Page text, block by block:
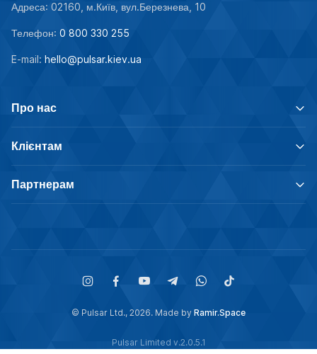
Адреса: 02160, м.Київ, вул.Березнева, 10
Телефон: 0 800 330 255
E-mail: hello@pulsar.kiev.ua
Про нас
Клієнтам
Партнерам
© Pulsar Ltd., 2026. Made by Ramir.Space
Pulsar Limited v.2.0.5.1